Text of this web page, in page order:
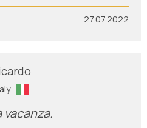
27.07.2022
vacanza.